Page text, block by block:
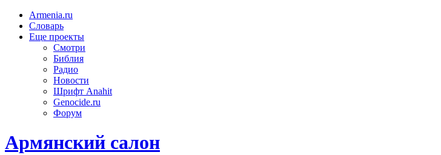
Armenia.ru
Словарь
Еще проекты
Смотри
Библия
Радио
Новости
Шрифт Anahit
Genocide.ru
Форум
Армянский салон